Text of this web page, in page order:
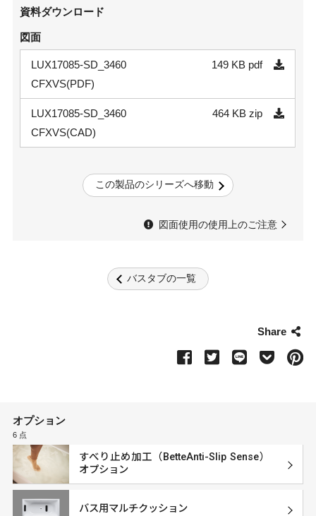
資料ダウンロード
図面
LUX17085-SD_3460
CFXVS(PDF)
149 KB pdf
LUX17085-SD_3460
CFXVS(CAD)
464 KB zip
この製品のシリーズへ移動
図面使用の使用上のご注意
バスタブの一覧
Share
オプション
6 点
すべり止め加工（BetteAnti-Slip Sense）
オプション
バス用マルチクッション